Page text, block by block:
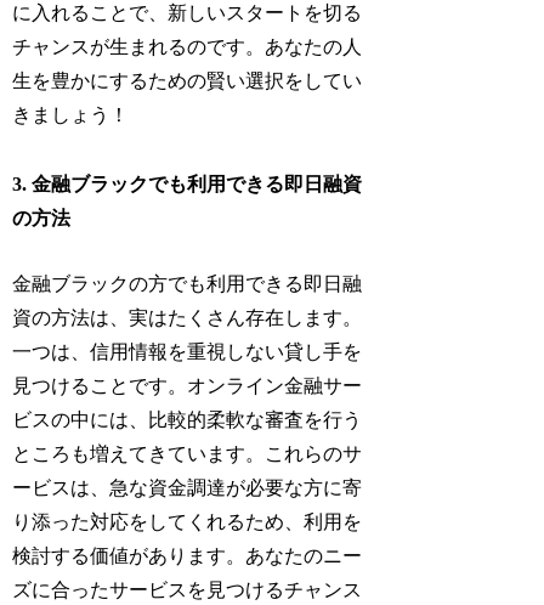
に入れることで、新しいスタートを切る
チャンスが生まれるのです。あなたの人
生を豊かにするための賢い選択をしてい
きましょう！
3. 金融ブラックでも利用できる即日融資
の方法
金融ブラックの方でも利用できる即日融
資の方法は、実はたくさん存在します。
一つは、信用情報を重視しない貸し手を
見つけることです。オンライン金融サー
ビスの中には、比較的柔軟な審査を行う
ところも増えてきています。これらのサ
ービスは、急な資金調達が必要な方に寄
り添った対応をしてくれるため、利用を
検討する価値があります。あなたのニー
ズに合ったサービスを見つけるチャンス